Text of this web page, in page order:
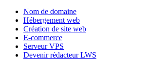
Nom de domaine
Hébergement web
Création de site web
E-commerce
Serveur VPS
Devenir rédacteur LWS